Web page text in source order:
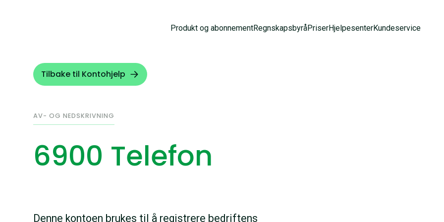
Produkt og abonnementRegnskapsbyråPriserHjelpesenterKundeservice
Tilbake til Kontohjelp
AV- OG NEDSKRIVNING
6900 Telefon
Denne kontoen brukes til å registrere bedriftens